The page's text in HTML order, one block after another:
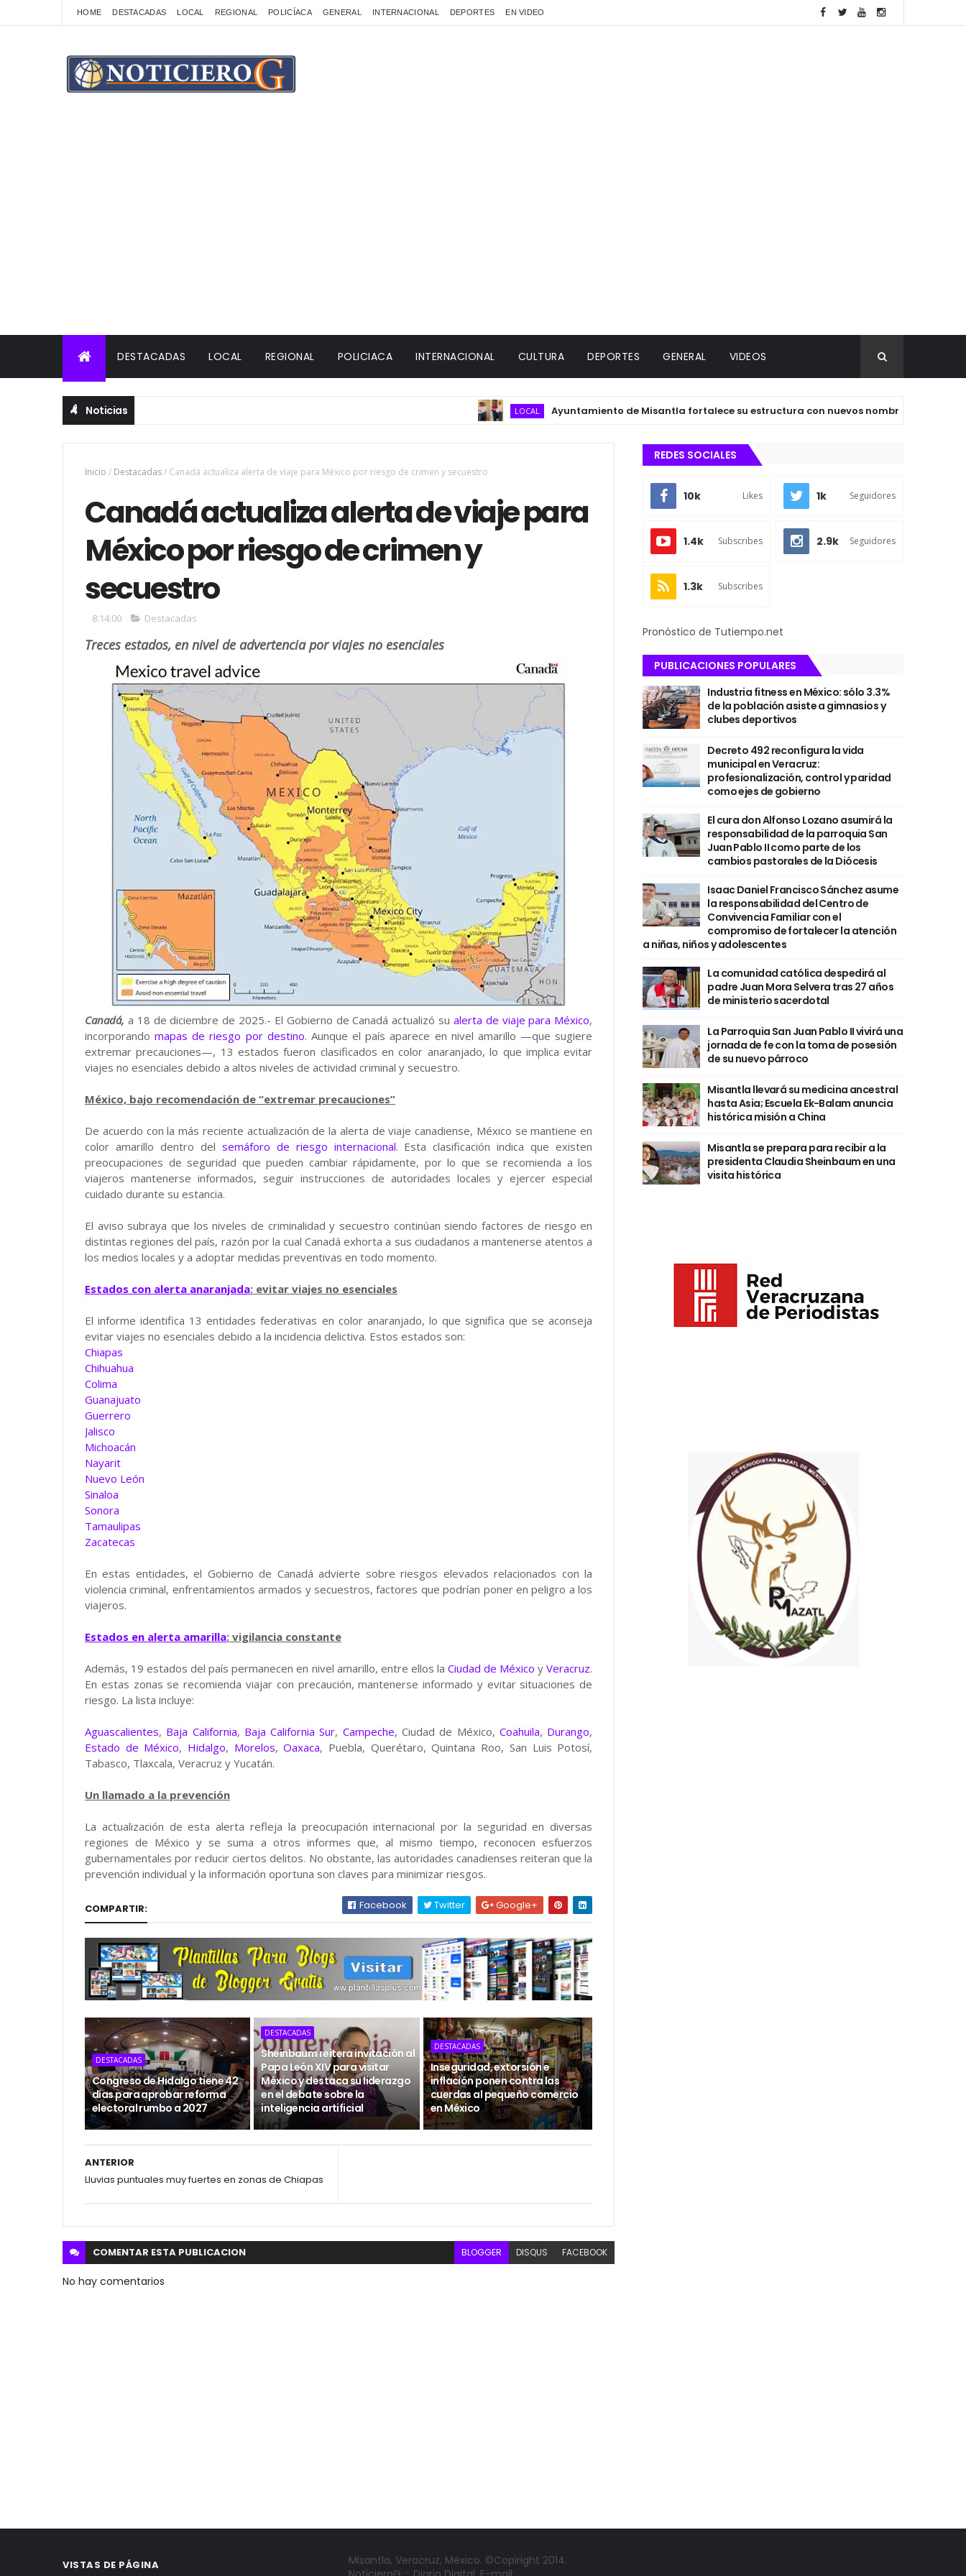
HOME DESTACADAS LOCAL REGIONAL POLICÍACA GENERAL INTERNACIONAL DEPORTES EN VIDEO
DESTACADAS LOCAL REGIONAL POLICIACA INTERNACIONAL CULTURA DEPORTES GENERAL VIDEOS
Noticias LOCAL Ayuntamiento de Misantla fortalece su estructura con nuevos nombramientos
Inicio / Destacadas/ Canadá actualiza alerta de viaje para México por riesgo de crimen y secuestro
Canadá actualiza alerta de viaje para
México por riesgo de crimen y
secuestro
8:14:00 Destacadas
Treces estados, en nivel de advertencia por viajes no esenciales
Canadá, a 18 de diciembre de 2025.- El Gobierno de Canadá actualizó su alerta de viaje para México,
incorporandomapas de riesgo por destino. Aunque el país aparece en nivel amarillo —que sugiere
extremar precauciones—, 13 estados fueron clasificados en color anaranjado, lo que implica evitar
viajes no esenciales debido a altos niveles de actividad criminal y secuestro.
México, bajo recomendación de “extremar precauciones”
De acuerdo con la más reciente actualización de la alerta de viaje canadiense, México se mantiene en
color amarillo dentro del semáforo de riesgo internacional. Esta clasificación indica que existen
preocupaciones de seguridad que pueden cambiar rápidamente, por lo que se recomienda a los
viajeros mantenerse informados, seguir instrucciones de autoridades locales y ejercer especial
cuidado durante su estancia.
El aviso subraya que los niveles de criminalidad y secuestro continúan siendo factores de riesgo en
distintas regiones del país, razón por la cual Canadá exhorta a sus ciudadanos a mantenerse atentos a
los medios locales y a adoptar medidas preventivas en todo momento.
Estados con alerta anaranjada: evitar viajes no esenciales
El informe identifica 13 entidades federativas en color anaranjado, lo que significa que se aconseja
evitar viajes no esenciales debido a la incidencia delictiva. Estos estados son:
Chiapas
Chihuahua
Colima
Guanajuato
Guerrero
Jalisco
Michoacán
Nayarit
Nuevo León
Sinaloa
Sonora
Tamaulipas
Zacatecas
En estas entidades, el Gobierno de Canadá advierte sobre riesgos elevados relacionados con la
violencia criminal, enfrentamientos armados y secuestros, factores que podrían poner en peligro a los
viajeros.
Estados en alerta amarilla: vigilancia constante
Además, 19 estados del país permanecen en nivel amarillo, entre ellos la Ciudad de México yVeracruz.
En estas zonas se recomienda viajar con precaución, mantenerse informado y evitar situaciones de
riesgo. La lista incluye:
Aguascalientes, Baja California, Baja California Sur, Campeche, Ciudad de México, Coahuila, Durango,
Estado de México, Hidalgo, Morelos,Oaxaca, Puebla, Querétaro, Quintana Roo, San Luis Potosí,
Tabasco, Tlaxcala, Veracruz y Yucatán.
Un llamado a la prevención
La actualización de esta alerta refleja la preocupación internacional por la seguridad en diversas
regiones de México y se suma a otros informes que, al mismo tiempo, reconocen esfuerzos
gubernamentales por reducir ciertos delitos. No obstante, las autoridades canadienses reiteran que la
prevención individual y la información oportuna son claves para minimizar riesgos.
COMPARTIR: Facebook Twitter Google+
DESTACADAS
Congreso de Hidalgo tiene 42
días para aprobar reforma
electoral rumbo a 2027
DESTACADAS
Sheinbaum reitera invitación al
Papa León XIV para visitar
México y destaca su liderazgo
en el debate sobre la
inteligencia artificial
DESTACADAS
Inseguridad, extorsión e
inflación ponen contra las
cuerdas al pequeño comercio
en México
ANTERIOR
Lluvias puntuales muy fuertes en zonas de Chiapas
COMENTAR ESTA PUBLICACION BLOGGER DISQUS FACEBOOK
No hay comentarios
REDES SOCIALES
10k Likes 1k Seguidores
1.4k Subscribes 2.9k Seguidores
1.3k Subscribes
Pronóstico de Tutiempo.net
PUBLICACIONES POPULARES
Industria fitness en México: sólo 3.3%
de la población asiste a gimnasios y
clubes deportivos
Decreto 492 reconfigura la vida
municipal en Veracruz:
profesionalización, control y paridad
como ejes de gobierno
El cura don Alfonso Lozano asumirá la
responsabilidad de la parroquia San
Juan Pablo II como parte de los
cambios pastorales de la Diócesis
Isaac Daniel Francisco Sánchez asume
la responsabilidad del Centro de
Convivencia Familiar con el
compromiso de fortalecer la atención
a niñas, niños y adolescentes
La comunidad católica despedirá al
padre Juan Mora Selvera tras 27 años
de ministerio sacerdotal
La Parroquia San Juan Pablo II vivirá una
jornada de fe con la toma de posesión
de su nuevo párroco
Misantla llevará su medicina ancestral
hasta Asia; Escuela Ek-Balam anuncia
histórica misión a China
Misantla se prepara para recibir a la
presidenta Claudia Sheinbaum en una
visita histórica
VISTAS DE PÁGINA
Misantla, Veracruz, México. ©Copiright 2014.